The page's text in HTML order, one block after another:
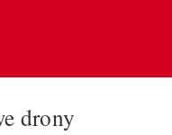
drony